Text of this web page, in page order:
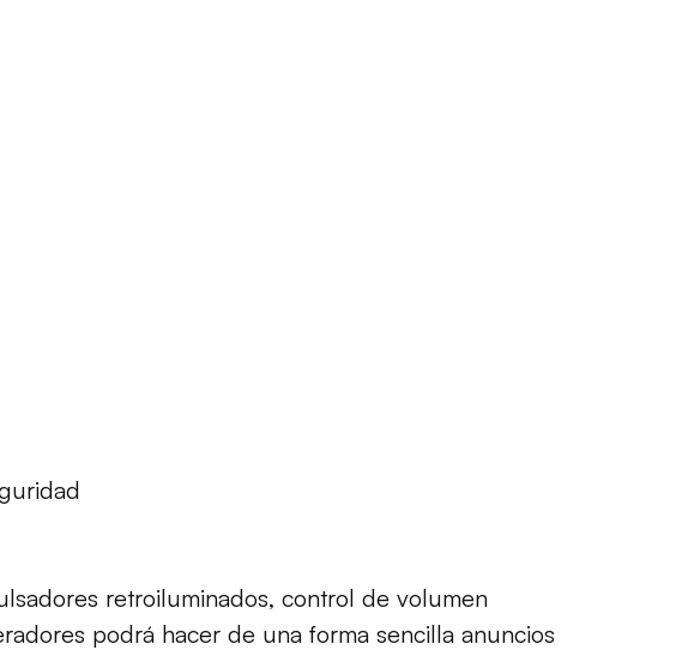
retroiluminados, control de volumen
podrá hacer de una forma sencilla anuncios